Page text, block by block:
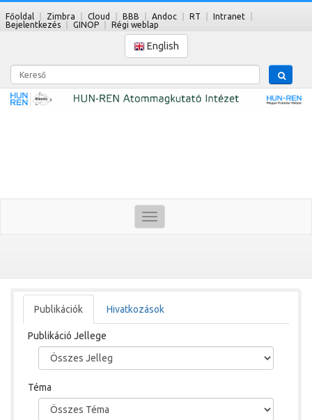
Főoldal Zimbra Cloud BBB Andoc RT
Intranet
Bejelentkezés
GINOP Régi weblap
English
Kereső
Toggle
navigation
Publikációk Hivatkozások
Publikáció Jellege
Téma